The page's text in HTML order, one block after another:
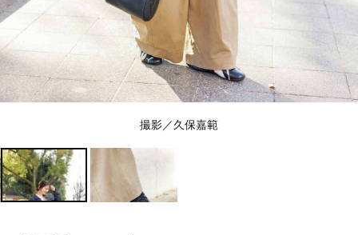
撮影／久保嘉範